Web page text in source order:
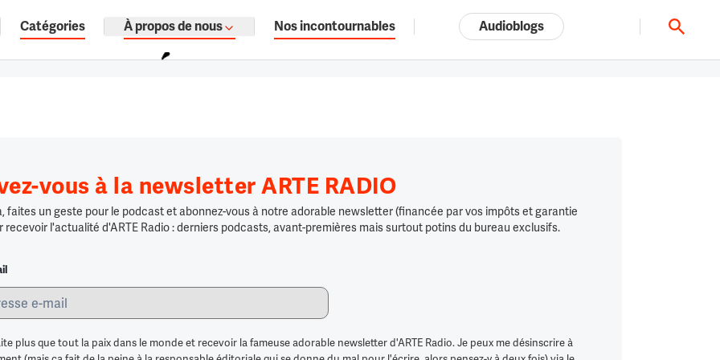
documentaires audio.
Tout l'univers ARTE.tv
Catégories À propos de nous Nos incontournables Audioblogs
vous à la newsletter ARTE RADIO
faites un geste pour le podcast et abonnez-vous à notre adorable newsletter (financée par vos impôts et garantie
recevoir l'actualité d'ARTE Radio : derniers podcasts, avant-premières mais surtout potins du bureau exclusifs.
plus que tout la paix dans le monde et recevoir la fameuse adorable newsletter d'ARTE Radio. Je peux me désinscrire à